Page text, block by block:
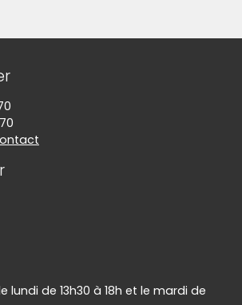
contact
lundi de 13h30 à 18h et le mardi de